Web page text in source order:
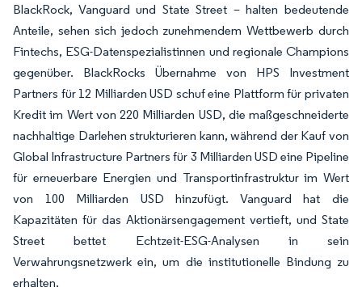
BlackRock, Vanguard und State Street – halten bedeutende
Anteile, sehen sich jedoch zunehmendem Wettbewerb durch
Fintechs, ESG-Datenspezialistinnen und regionale Champions
gegenüber. BlackRocks Übernahme von HPS Investment
Partners für 12 Milliarden USD schuf eine Plattform für privaten
Kredit im Wert von 220 Milliarden USD, die maßgeschneiderte
nachhaltige Darlehen strukturieren kann, während der Kauf von
Global Infrastructure Partners für 3 Milliarden USD eine Pipeline
für erneuerbare Energien und Transportinfrastruktur im Wert
von 100 Milliarden USD hinzufügt. Vanguard hat die
Kapazitäten für das Aktionärsengagement vertieft, und State
Street bettet Echtzeit-ESG-Analysen in sein
Verwahrungsnetzwerk ein, um die institutionelle Bindung zu
erhalten.